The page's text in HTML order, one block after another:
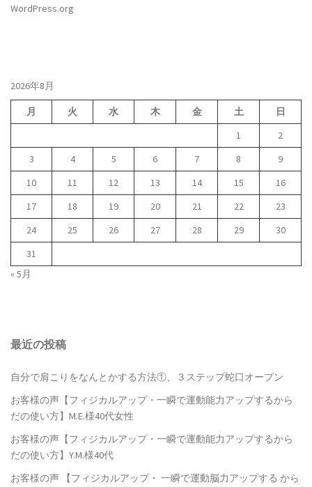
WordPress.org
2026年8月
月 火 水 木 金 土
日
1
2
3
4 5 6 7 8
9
10
11 12 13 14 15
16
17
18 19 20 21 22
23
24
25 26 27 28 29
30
31
« 5月
最近の投稿
自分で肩こりをなんとかする方法①、３ステップ蛇口オープン
お客様の声【フィジカルアップ・一瞬で運動能力アップするから
だの使い方】M.E.様40代女性
お客様の声【フィジカルアップ・一瞬で運動能力アップするから
だの使い方】Y.M.様40代
お客様の声 【フィジカルアップ・ 一瞬で運動脳力アップする から